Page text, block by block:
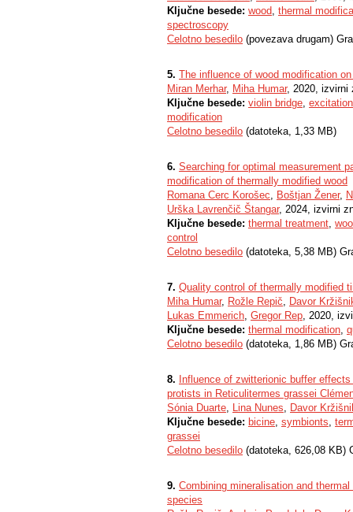
Ključne besede: wood, thermal
spectroscopy
Celotno besedilo (povezava drugam)
5. The influence of wood modification
Miran Merhar, Miha Humar, 2020, izvirni
Ključne besede: violin bridge, excitation
modification
Celotno besedilo (datoteka, 1,33 MB)
6. Searching for optimal measurement
modification of thermally modified wood
Romana Cerc Korošec, Boštjan Žener,
Urška Lavrenčič Štangar, 2024, izvirni
Ključne besede: thermal treatment,
control
Celotno besedilo (datoteka, 5,38 MB)
7. Quality control of thermally modified
Miha Humar, Rožle Repič, Davor
Lukas Emmerich, Gregor Rep, 2020,
Ključne besede: thermal modification,
Celotno besedilo (datoteka, 1,86 MB)
8. Influence of zwitterionic buffer
protists in Reticulitermes grassei
Sónia Duarte, Lina Nunes, Davor
Ključne besede: bicine, symbionts,
grassei
Celotno besedilo (datoteka, 626,08 KB)
9. Combining mineralisation and
species